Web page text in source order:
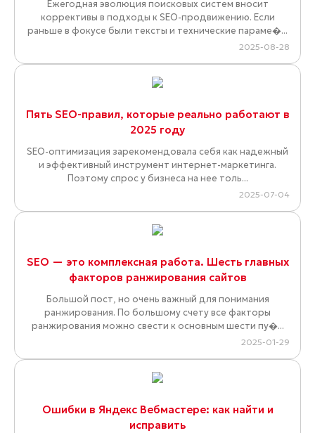
Ежегодная эволюция поисковых систем вносит
коррективы в подходы к SEO-продвижению. Если
раньше в фокусе были тексты и технические параме�...
2025-08-28
Пять SEO-правил, которые реально работают в
2025 году
SEO-оптимизация зарекомендовала себя как надежный
и эффективный инструмент интернет-маркетинга.
Поэтому спрос у бизнеса на нее толь...
2025-07-04
SEO — это комплексная работа. Шесть главных
факторов ранжирования сайтов
Большой пост, но очень важный для понимания
ранжирования. По большому счету все факторы
ранжирования можно свести к основным шести пу�...
2025-01-29
Ошибки в Яндекс Вебмастере: как найти и
исправить